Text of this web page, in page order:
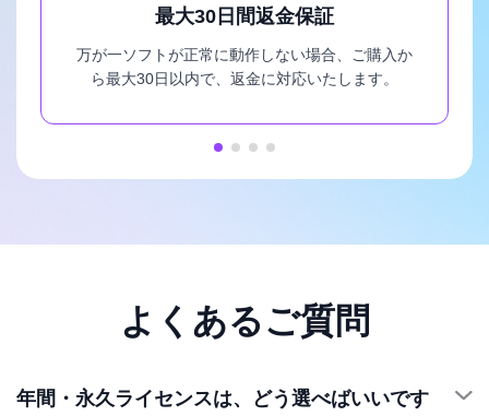
最大30日間返金保証
万が一ソフトが正常に動作しない場合、ご購入か
ら最大30日以内で、返金に対応いたします。
よくあるご質問
年間・永久ライセンスは、どう選べばいいです